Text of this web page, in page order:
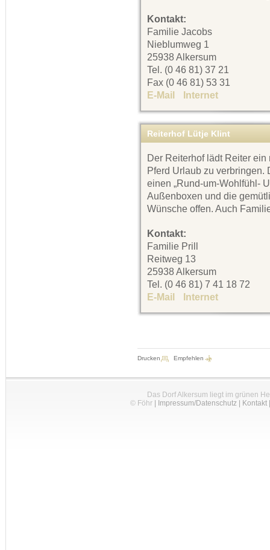
Kontakt:
Familie Jacobs
Nieblumweg 1
25938 Alkersum
Tel. (0 46 81) 37 21
Fax (0 46 81) 53 31
E-Mail
Internet
Reiterhof Lütje Klint
Der Reiterhof lädt Reiter ein
Pferd Urlaub zu verbringen.
einen „Rund-um-Wohlfühl-
Außenboxen und die
Wünsche offen. Auch
Kontakt:
Familie Prill
Reitweg 13
25938 Alkersum
Tel. (0 46 81) 7 41 18 72
E-Mail
Internet
Drucken Empfehlen
Das Dorf Alkersum liegt im grünen
© Föhr| Impressum/Datenschutz| Kontakt